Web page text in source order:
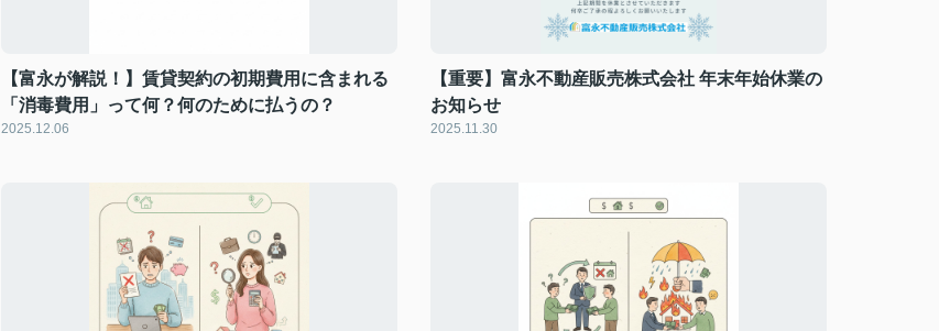
【富永が解説！】賃貸契約の初期費用に含まれる
「消毒費用」って何？何のために払うの？
2025.12.06
【重要】富永不動産販売株式会社 年末年始休業の
お知らせ
2025.11.30